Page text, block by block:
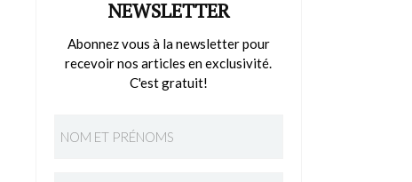
NEWSLETTER
Abonnez vous à la newsletter pour
recevoir nos articles en exclusivité.
C'est gratuit!